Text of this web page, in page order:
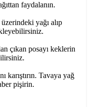
faydalanın.
yağı alıp
çıkan posayı keklerin
karıştırın. Tavaya yağ
pişirin.